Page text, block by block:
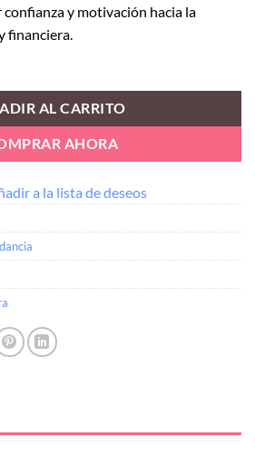
y motivación hacia la
financiera.
AL CARRITO
AHORA
a la lista de deseos